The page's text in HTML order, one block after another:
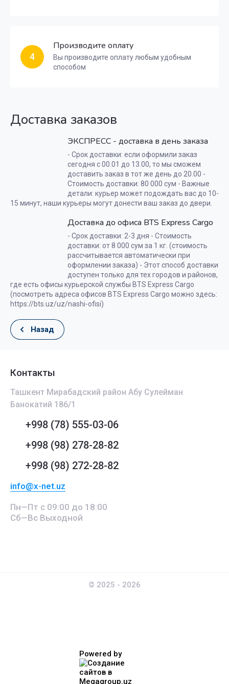
4
Производите оплату
Вы производите оплату любым удобным
способом
Доставка заказов
ЭКСПРЕСС - доставка в день заказа
- Срок доставки: если оформили заказ
сегодня с 00.01 до 13.00, то мы сможем
доставить заказ в тот же день до 20.00 -
Стоимость доставки: 80 000 сум - Важные
детали: курьер может подождать вас до 10-
15 минут, наши курьеры могут донести ваш заказ до двери.
Доставка до офиса BTS Express Cargo
- Срок доставки: 2-3 дня - Стоимость
доставки: от 8 000 сум за 1 кг. (стоимость
рассчитывается автоматически при
оформлении заказа) - Этот способ доставки
доступен только для тех городов и районов,
где есть офисы курьерской службы BTS Express Cargo
(посмотреть адреса офисов BTS Express Cargo можно здесь:
https://bts.uz/uz/nashi-ofisi)
Назад
Контакты
Ташкент Мирабадский район Абу Сулейман
Банокатий 186/1
+998 (78) 555-03-06
+998 (98) 278-28-82
+998 (98) 272-28-82
info@x-net.uz
Пн—Пт с 09:00 до 18:00
Сб—Вс Выходной
© 2025 - 2026
Powered by